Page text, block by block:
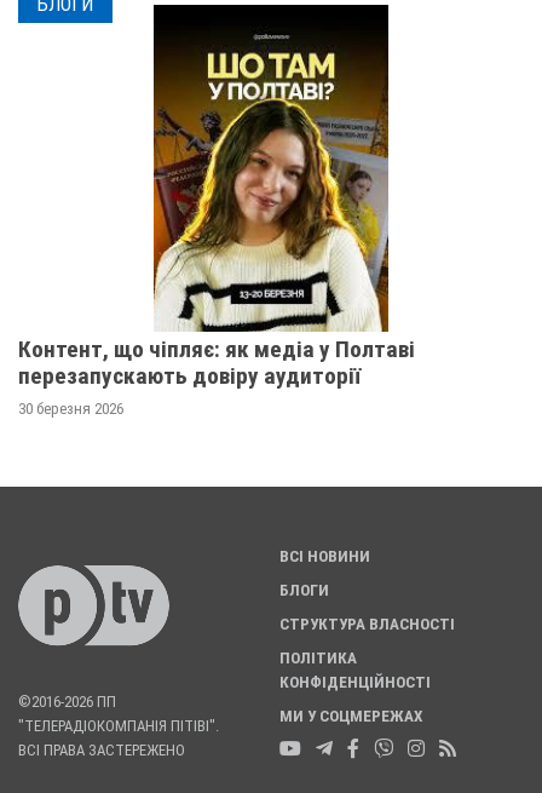
Контент, що чіпляє: як медіа у Полтаві
перезапускають довіру аудиторії
30 березня 2026
©2016-2026 ПП
"ТЕЛЕРАДІОКОМПАНІЯ ПІТІВІ".
ВСІ ПРАВА ЗАСТЕРЕЖЕНО
ВСІ НОВИНИ
БЛОГИ
СТРУКТУРА ВЛАСНОСТІ
ПОЛІТИКА
КОНФІДЕНЦІЙНОСТІ
МИ У СОЦМЕРЕЖАХ